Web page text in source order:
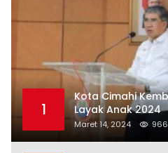
1
Kota Cimahi
Layak Anak 2024
Maret 14, 2024